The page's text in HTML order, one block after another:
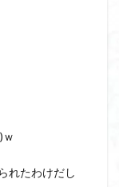
れたわけだし